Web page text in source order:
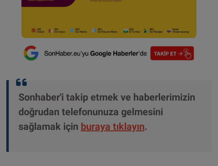
Sonhaber'i takip etmek ve haberlerimizin
doğrudan telefonunuza gelmesini
sağlamak için buraya tıklayın.